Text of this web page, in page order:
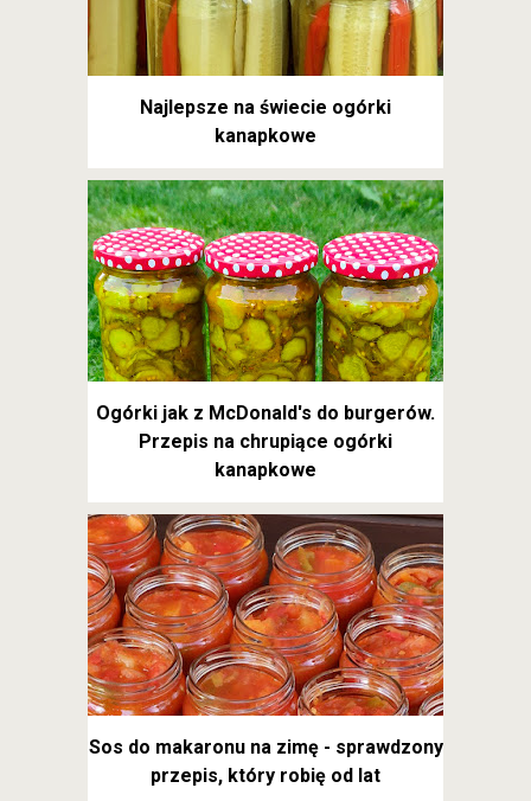
Najlepsze na świecie ogórki
kanapkowe
Ogórki jak z McDonald's do burgerów.
Przepis na chrupiące ogórki
kanapkowe
Sos do makaronu na zimę - sprawdzony
przepis, który robię od lat